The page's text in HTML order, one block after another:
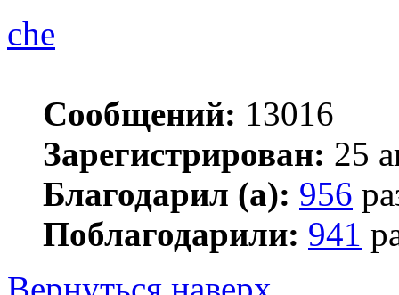
che
Сообщений: 13016
Зарегистрирован: 25
Благодарил (а): 956
Поблагодарили: 941